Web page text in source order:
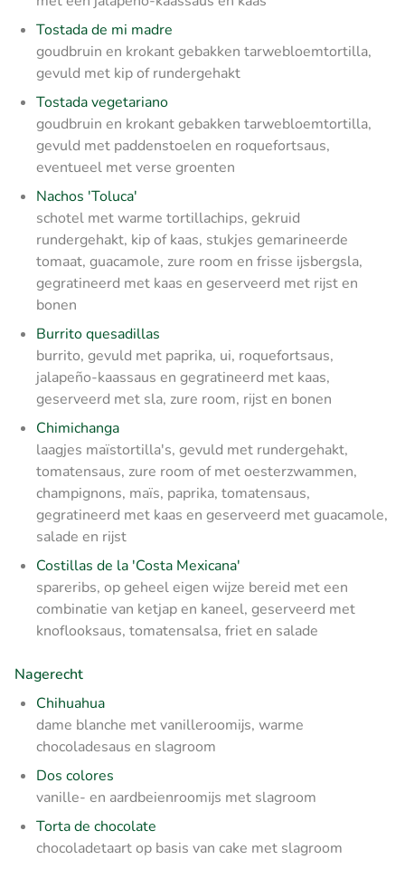
Tostada de mi madre
goudbruin en krokant gebakken tarwebloemtortilla,
gevuld met kip of rundergehakt
Tostada vegetariano
goudbruin en krokant gebakken tarwebloemtortilla,
gevuld met paddenstoelen en roquefortsaus,
eventueel met verse groenten
Nachos 'Toluca'
schotel met warme tortillachips, gekruid
rundergehakt, kip of kaas, stukjes gemarineerde
tomaat, guacamole, zure room en frisse ijsbergsla,
gegratineerd met kaas en geserveerd met rijst en
bonen
Burrito quesadillas
burrito, gevuld met paprika, ui, roquefortsaus,
jalapeño-kaassaus en gegratineerd met kaas,
geserveerd met sla, zure room, rijst en bonen
Chimichanga
laagjes maïstortilla's, gevuld met rundergehakt,
tomatensaus, zure room of met oesterzwammen,
champignons, maïs, paprika, tomatensaus,
gegratineerd met kaas en geserveerd met guacamole,
salade en rijst
Costillas de la 'Costa Mexicana'
spareribs, op geheel eigen wijze bereid met een
combinatie van ketjap en kaneel, geserveerd met
knoflooksaus, tomatensalsa, friet en salade
Nagerecht
Chihuahua
dame blanche met vanilleroomijs, warme
chocoladesaus en slagroom
Dos colores
vanille- en aardbeienroomijs met slagroom
Torta de chocolate
chocoladetaart op basis van cake met slagroom